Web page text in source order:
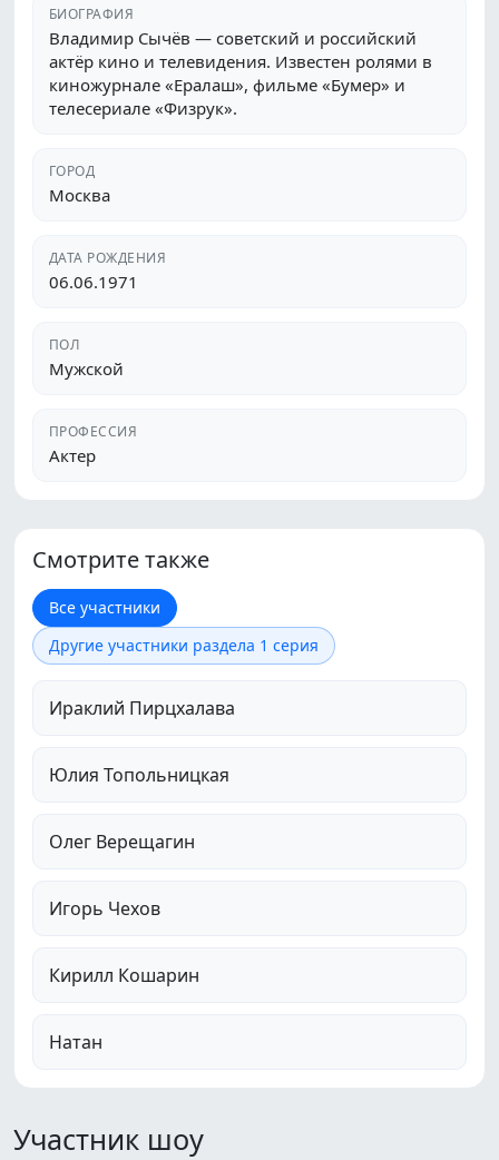
БИОГРАФИЯ
Владимир Сычёв — советский и российский
актёр кино и телевидения. Известен ролями в
киножурнале «Ералаш», фильме «Бумер» и
телесериале «Физрук».
ГОРОД
Москва
ДАТА РОЖДЕНИЯ
06.06.1971
ПОЛ
Мужской
ПРОФЕССИЯ
Актер
Смотрите также
Все участники
Другие участники раздела 1 серия
Ираклий Пирцхалава
Юлия Топольницкая
Олег Верещагин
Игорь Чехов
Кирилл Кошарин
Натан
Участник шоу